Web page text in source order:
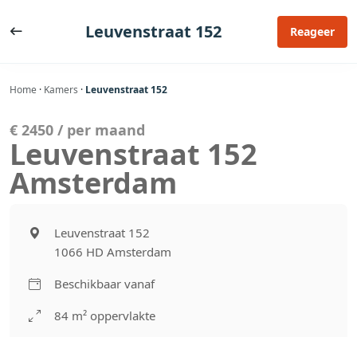
naar
Leuvenstraat 152 Reageer
Home · Kamers · Leuvenstraat 152
€ 2450 / per maand
Leuvenstraat 152
Amsterdam
Leuvenstraat 152
1066 HD Amsterdam
Beschikbaar vanaf
84 m² oppervlakte